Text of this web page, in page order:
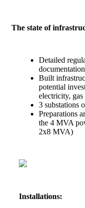
The state of
Detailed
Built
potential
electricity, gas
3 substations
Preparations
the 4 MVA
2x8 MVA)
Installations: